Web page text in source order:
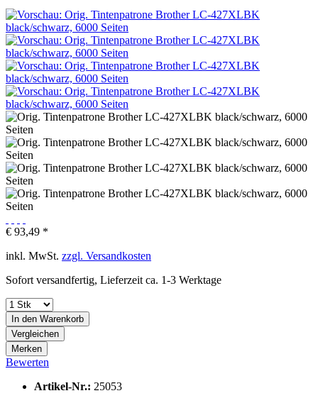
€ 93,49 *
inkl. MwSt. zzgl. Versandkosten
Sofort versandfertig, Lieferzeit ca. 1-3 Werktage
In den Warenkorb
Vergleichen
Merken
Bewerten
Artikel-Nr.: 25053